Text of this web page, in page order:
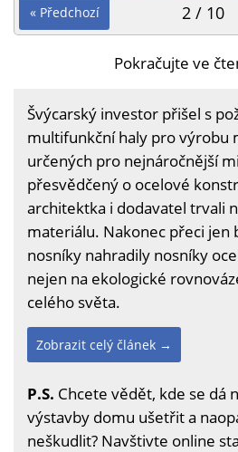
« Předchozí 2 / 10
Pokračujte ve
Švýcarský investor přišel s
multifunkční haly pro výrobu
určených pro nejnáročnější
přesvědčený o ocelové
architektka i dodavatel trvali
materiálu. Nakonec přeci jen
nosníky nahradily nosníky
nejen na ekologické
celého světa.
Zobrazit celý článek →
P.S. Chcete vědět, kde se dá
výstavby domu ušetřit a
neškudlit? Navštivte online